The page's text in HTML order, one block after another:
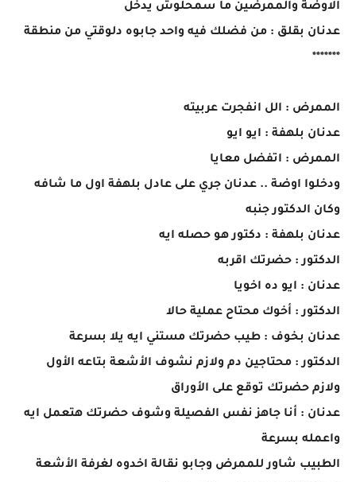
الاوضة والممرضين ما سمحلوش يدخل
عدنان بقلق : من فضلك فيه واحد جابوه دلوقتي من منطقة
*******
الممرض : الل انفجرت عربيته
عدنان بلهفة : ايو ايو
الممرض : اتفضل معايا
ودخلوا اوضة .. عدنان جري على عادل بلهفة اول ما شافه
وكان الدكتور جنبه
عدنان بلهفة : دكتور هو حصله ايه
الدكتور : حضرتك اقربه
عدنان : ايو ده اخويا
الدكتور : أخوك محتاح عملية حالا
عدنان بخوف : طيب حضرتك مستني ايه يلا بسرعة
الدكتور : محتاجين دم ولازم نشوف الأشعة بتاعه الأول
ولازم حضرتك توقع على الأوراق
عدنان : أنا جاهز نفس الفصيلة وشوف حضرتك هتعمل ايه
واعمله بسرعة
الطبيب شاور للممرض وجابو نقالة اخدوه لغرفة الأشعة